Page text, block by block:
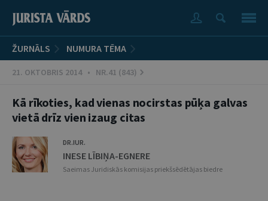
ŽURNĀLS NUMURA TĒMA
21. OKTOBRIS 2014 • NR.41 (843)
Kā rīkoties, kad vienas nocirstas pūķa galvas
vietā drīz vien izaug citas
DR.IUR.
INESE LĪBIŅA-EGNERE
Saeimas Juridiskās komisijas priekšsēdētājas biedre